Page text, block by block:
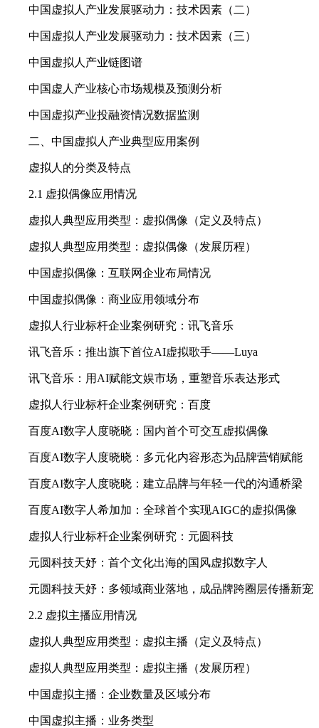
中国虚拟人产业发展驱动力：技术因素（二）
中国虚拟人产业发展驱动力：技术因素（三）
中国虚拟人产业链图谱
中国虚人产业核心市场规模及预测分析
中国虚拟产业投融资情况数据监测
二、中国虚拟人产业典型应用案例
虚拟人的分类及特点
2.1 虚拟偶像应用情况
虚拟人典型应用类型：虚拟偶像（定义及特点）
虚拟人典型应用类型：虚拟偶像（发展历程）
中国虚拟偶像：互联网企业布局情况
中国虚拟偶像：商业应用领域分布
虚拟人行业标杆企业案例研究：讯飞音乐
讯飞音乐：推出旗下首位AI虚拟歌手——Luya
讯飞音乐：用AI赋能文娱市场，重塑音乐表达形式
虚拟人行业标杆企业案例研究：百度
百度AI数字人度晓晓：国内首个可交互虚拟偶像
百度AI数字人度晓晓：多元化内容形态为品牌营销赋能
百度AI数字人度晓晓：建立品牌与年轻一代的沟通桥梁
百度AI数字人希加加：全球首个实现AIGC的虚拟偶像
虚拟人行业标杆企业案例研究：元圆科技
元圆科技天妤：首个文化出海的国风虚拟数字人
元圆科技天妤：多领域商业落地，成品牌跨圈层传播新宠
2.2 虚拟主播应用情况
虚拟人典型应用类型：虚拟主播（定义及特点）
虚拟人典型应用类型：虚拟主播（发展历程）
中国虚拟主播：企业数量及区域分布
中国虚拟主播：业务类型